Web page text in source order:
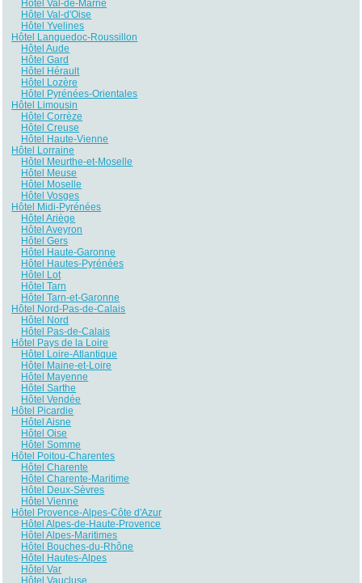
Hôtel Val-de-Marne
Hôtel Val-d'Oise
Hôtel Yvelines
Hôtel Languedoc-Roussillon
Hôtel Aude
Hôtel Gard
Hôtel Hérault
Hôtel Lozère
Hôtel Pyrénées-Orientales
Hôtel Limousin
Hôtel Corrèze
Hôtel Creuse
Hôtel Haute-Vienne
Hôtel Lorraine
Hôtel Meurthe-et-Moselle
Hôtel Meuse
Hôtel Moselle
Hôtel Vosges
Hôtel Midi-Pyrénées
Hôtel Ariège
Hôtel Aveyron
Hôtel Gers
Hôtel Haute-Garonne
Hôtel Hautes-Pyrénées
Hôtel Lot
Hôtel Tarn
Hôtel Tarn-et-Garonne
Hôtel Nord-Pas-de-Calais
Hôtel Nord
Hôtel Pas-de-Calais
Hôtel Pays de la Loire
Hôtel Loire-Atlantique
Hôtel Maine-et-Loire
Hôtel Mayenne
Hôtel Sarthe
Hôtel Vendée
Hôtel Picardie
Hôtel Aisne
Hôtel Oise
Hôtel Somme
Hôtel Poitou-Charentes
Hôtel Charente
Hôtel Charente-Maritime
Hôtel Deux-Sèvres
Hôtel Vienne
Hôtel Provence-Alpes-Côte d'Azur
Hôtel Alpes-de-Haute-Provence
Hôtel Alpes-Maritimes
Hôtel Bouches-du-Rhône
Hôtel Hautes-Alpes
Hôtel Var
Hôtel Vaucluse